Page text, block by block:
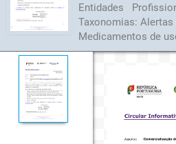
Entidades
Taxonomias: Alertas
Medicamentos de